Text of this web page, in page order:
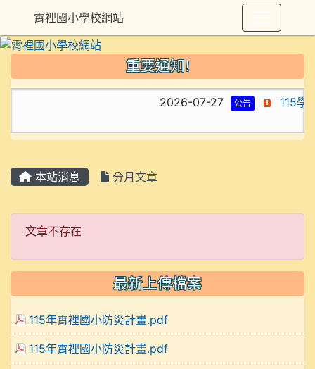
重要通知!
2026-07-27 公告 115學
本站消息 分月文章
文章不存在
文章不存在
最新上傳檔案
115年霄裡國小防災計畫.pdf
115年霄裡國小防災計畫.pdf
霄裡國小學校網站